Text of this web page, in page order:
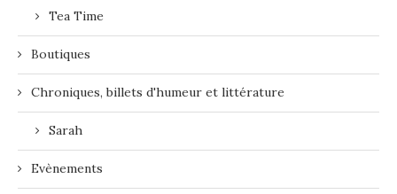
Tea Time
Boutiques
Chroniques, billets d'humeur et littérature
Sarah
Evènements